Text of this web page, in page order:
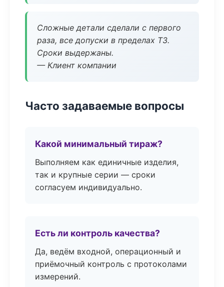
Сложные детали сделали с первого
раза, все допуски в пределах ТЗ.
Сроки выдержаны.
— Клиент компании
Часто задаваемые вопросы
Какой минимальный тираж?
Выполняем как единичные изделия,
так и крупные серии — сроки
согласуем индивидуально.
Есть ли контроль качества?
Да, ведём входной, операционный и
приёмочный контроль с протоколами
измерений.